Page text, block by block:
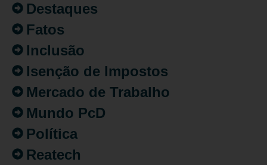
Destaques
Fatos
Inclusão
Isenção de Impostos
Mercado de Trabalho
Mundo PcD
Política
Reatech